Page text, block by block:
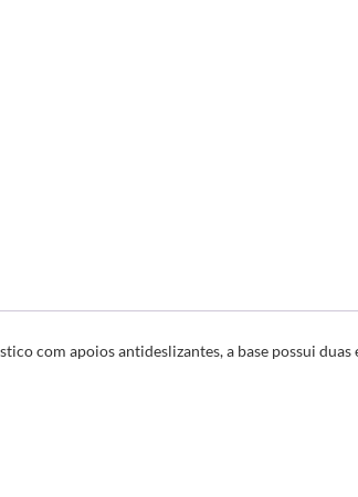
com apoios antideslizantes, a base possui